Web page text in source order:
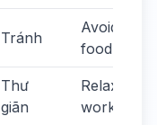
Tránh
Avoid junk
food.
Thư
giãn
Relax after
work.